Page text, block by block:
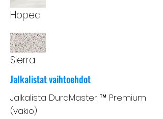
Hopea
Sierra
Jalkalistat vaihtoehdot
Jalkalista DuraMaster ™ Premium
(vakio)